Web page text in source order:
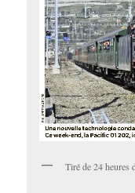
Tiré de 24 heures